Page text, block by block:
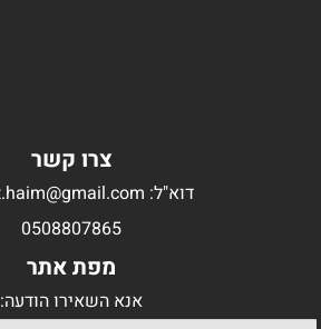
צרו קשר
דוא"ל: mahat.haim@gmail.com
0508807865
מפת אתר
אנא השאירו הודעה: